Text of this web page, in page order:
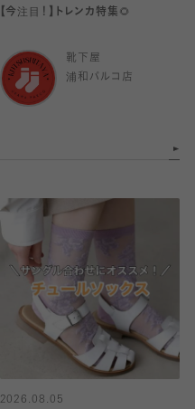
【今注目！】トレンカ特集🌻
靴下屋
浦和パルコ店
2026.08.05